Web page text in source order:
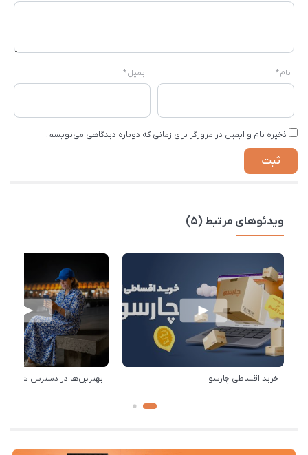
نام* ایمیل*
ذخیره نام و ایمیل در مرورگر برای زمانی که دوباره دیدگاهی می‌نویسم.
ویدئوهای مرتبط (5)
خرید اقساطی چارسو بهترین‌ها در دسترس